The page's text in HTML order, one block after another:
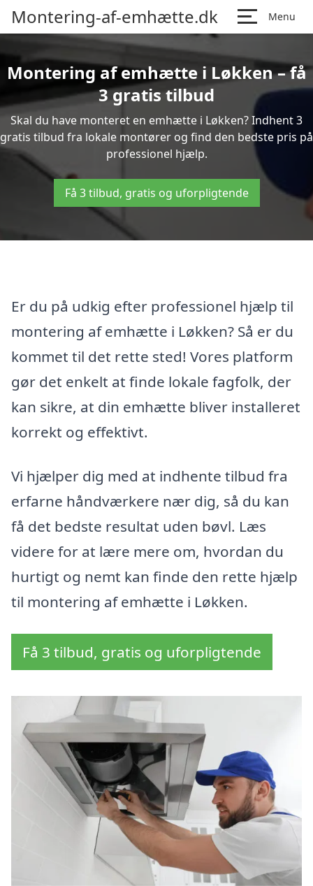
Montering-af-emhætte.dk Menu
Montering af emhætte i Løkken – få
3 gratis tilbud
Skal du have monteret en emhætte i Løkken? Indhent 3
gratis tilbud fra lokale montører og find den bedste pris på
professionel hjælp.
Få 3 tilbud, gratis og uforpligtende
Er du på udkig efter professionel hjælp til
montering af emhætte i Løkken? Så er du
kommet til det rette sted! Vores platform
gør det enkelt at finde lokale fagfolk, der
kan sikre, at din emhætte bliver installeret
korrekt og effektivt.
Vi hjælper dig med at indhente tilbud fra
erfarne håndværkere nær dig, så du kan
få det bedste resultat uden bøvl. Læs
videre for at lære mere om, hvordan du
hurtigt og nemt kan finde den rette hjælp
til montering af emhætte i Løkken.
Få 3 tilbud, gratis og uforpligtende